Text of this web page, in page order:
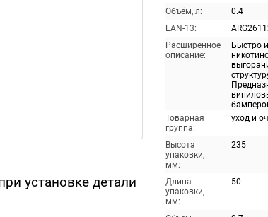
установке детали
Объём, л:
0.4
EAN-13:
Расширенное
описание:
Быстро
Товарная
группа:
уход и
Высота
упаковки,
мм:
235
Длина
упаковки,
мм:
50